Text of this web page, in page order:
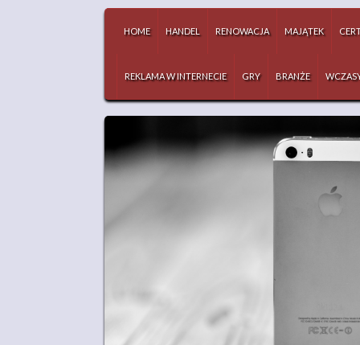
HOME HANDEL RENOWACJA MAJĄTEK
REKLAMA W INTERNECIE GRY BRANŻE